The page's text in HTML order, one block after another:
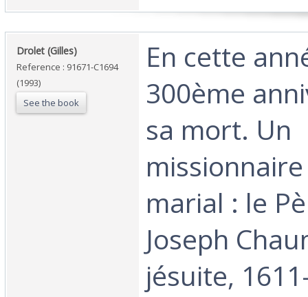
‎Drolet (Gilles)‎
Reference : 91671-C1694
(1993)
See the book
‎En cette
300ème
sa mort. Un
marial : le
Joseph
jésuite,